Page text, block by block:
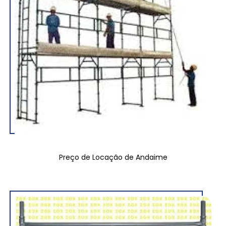
Preço de Locação de Andaime